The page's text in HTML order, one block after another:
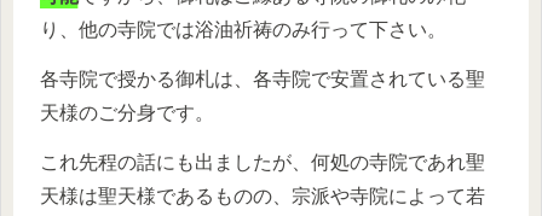
り、他の寺院では浴油祈祷のみ行って下さい。
各寺院で授かる御札は、各寺院で安置されている聖
天様のご分身です。
これ先程の話にも出ましたが、何処の寺院であれ聖
天様は聖天様であるものの、宗派や寺院によって若